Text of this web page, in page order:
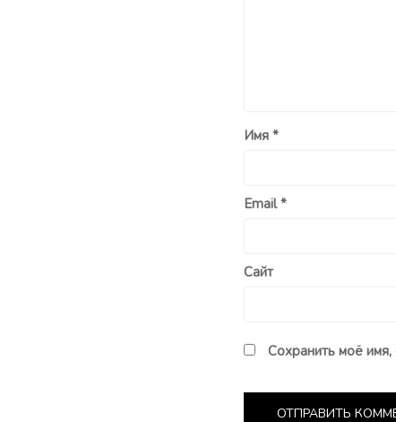
Имя *
Email*
Сайт
Сохранить моё